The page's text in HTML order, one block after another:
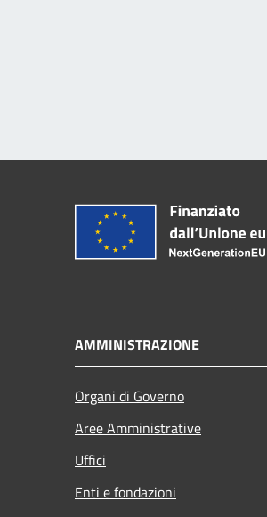
AMMINISTRAZIONE
Organi di Governo
Aree Amministrative
Uffici
Enti e fondazioni